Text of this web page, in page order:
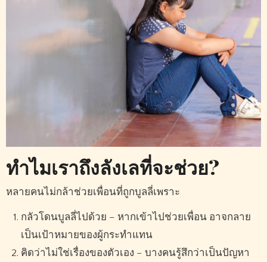
ทำไมเราถึงลังเลที่จะช่วย?
หลายคนไม่กล้าช่วยเพื่อนที่ถูกบูลลี่เพราะ
กลัวโดนบูลลี่ไปด้วย – หากเข้าไปช่วยเพื่อน อาจกลาย
เป็นเป้าหมายของผู้กระทำแทน
คิดว่าไม่ใช่เรื่องของตัวเอง – บางคนรู้สึกว่าเป็นปัญหา